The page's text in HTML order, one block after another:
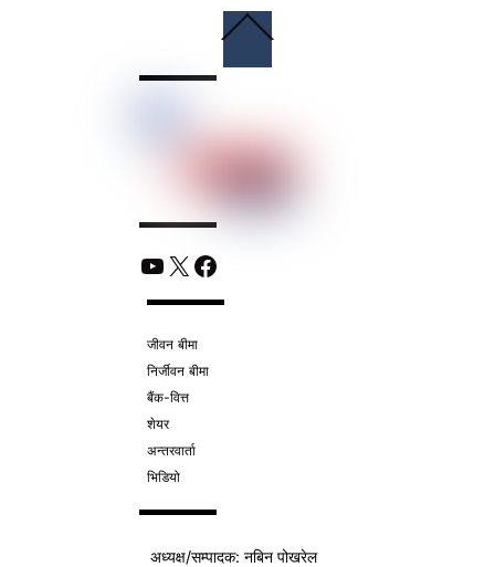
To
YouTube
X Facebook
जीवन बीमा
निर्जीवन बीमा
बैंक-वित्त
शेयर
अन्तरवार्ता
भिडियो
अध्यक्ष/सम्पादक: नबिन पोखरेल